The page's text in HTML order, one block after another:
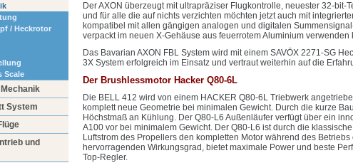
/ Heckrotor
Scale
System
und
Der AXON überzeugt mit ultrapräziser Flugkontrolle, neuester 32-
und für alle die auf nichts verzichten möchten jetzt auch mit
kompatibel mit allen gängigen analogen und digitalen
verpackt im neuen X-Gehäuse aus feuerrotem Aluminium verwenden
Das Bavarian AXON FBL System wird mit einem SAVÖX 2271-SG
3X System erfolgreich im Einsatz und vertraut weiterhin auf die
Der Brushlessmotor Hacker Q80-6L
Die BELL 412 wird von einem HACKER Q80-6L Triebwerk
komplett neue Geometrie bei minimalen Gewicht. Durch die kurze
Höchstmaß an Kühlung. Der Q80-L6 Außenläufer verfügt über ein
A100 vor bei minimalem Gewicht. Der Q80-L6 ist durch die
Luftstrom des Propellers den kompletten Motor während des
hervorragenden Wirkungsgrad, bietet maximale Power und beste
Top-Regler.